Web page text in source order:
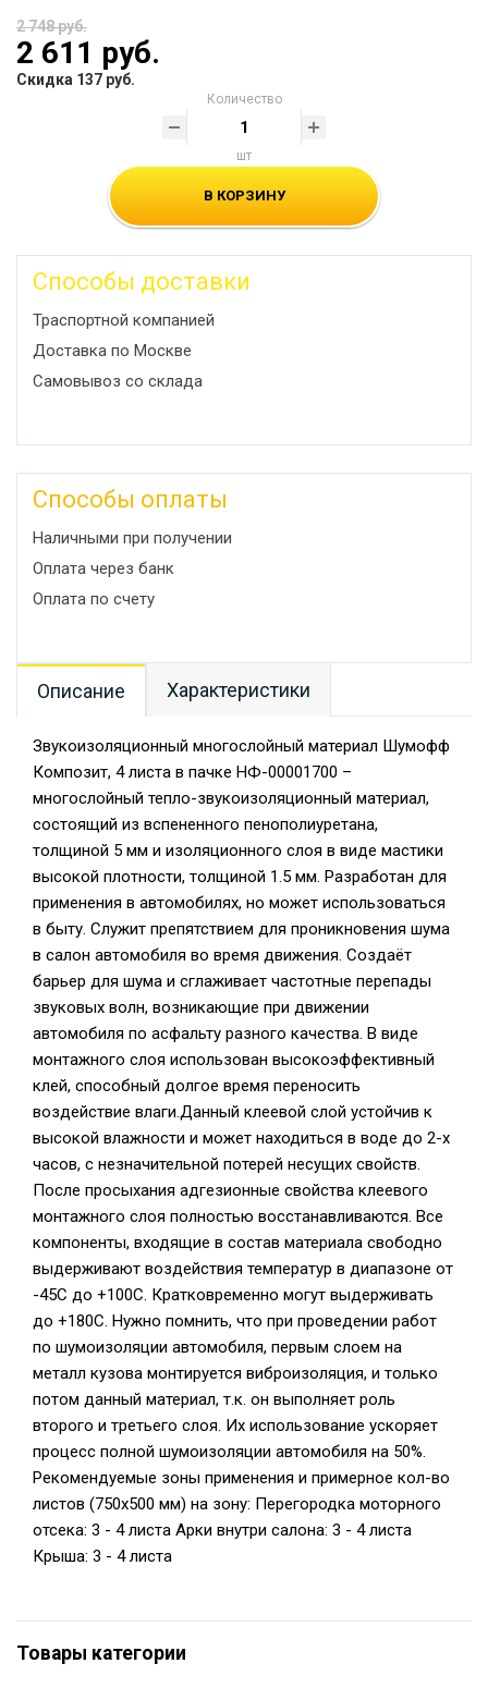
2 748 руб.
2 611 руб.
Скидка 137 руб.
Количество
шт
В КОРЗИНУ
Способы доставки
Траспортной компанией
Доставка по Москве
Самовывоз со склада
Способы оплаты
Наличными при получении
Оплата через банк
Оплата по счету
Описание Характеристики
Звукоизоляционный многослойный материал Шумофф
Композит, 4 листа в пачке НФ-00001700 –
многослойный тепло-звукоизоляционный материал,
состоящий из вспененного пенополиуретана,
толщиной 5 мм и изоляционного слоя в виде мастики
высокой плотности, толщиной 1.5 мм. Разработан для
применения в автомобилях, но может использоваться
в быту. Служит препятствием для проникновения шума
в салон автомобиля во время движения. Создаёт
барьер для шума и сглаживает частотные перепады
звуковых волн, возникающие при движении
автомобиля по асфальту разного качества. В виде
монтажного слоя использован высокоэффективный
клей, способный долгое время переносить
воздействие влаги.Данный клеевой слой устойчив к
высокой влажности и может находиться в воде до 2-х
часов, с незначительной потерей несущих свойств.
После просыхания адгезионные свойства клеевого
монтажного слоя полностью восстанавливаются. Все
компоненты, входящие в состав материала свободно
выдерживают воздействия температур в диапазоне от
-45С до +100С. Кратковременно могут выдерживать
до +180С. Нужно помнить, что при проведении работ
по шумоизоляции автомобиля, первым слоем на
металл кузова монтируется виброизоляция, и только
потом данный материал, т.к. он выполняет роль
второго и третьего слоя. Их использование ускоряет
процесс полной шумоизоляции автомобиля на 50%.
Рекомендуемые зоны применения и примерное кол-во
листов (750х500 мм) на зону: Перегородка моторного
отсека: 3 - 4 листа Арки внутри салона: 3 - 4 листа
Крыша: 3 - 4 листа
Товары категории